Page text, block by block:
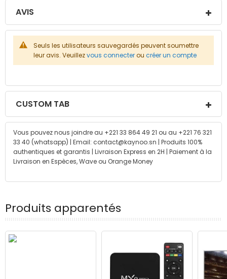
AVIS
Seuls les utilisateurs sauvegardés peuvent soumettre
leur avis. Veuillezvous connecterou créer un compte
CUSTOM TAB
Vous pouvez nous joindre au +221 33 864 49 21 ou au +221 76 321
33 40 (whatsapp) | Email: contact@kaynoo.sn | Produits 100%
authentiques et garantis | Livraison Express en 2H | Paiement à la
Livraison en Espèces, Wave ou Orange Money
Produits apparentés